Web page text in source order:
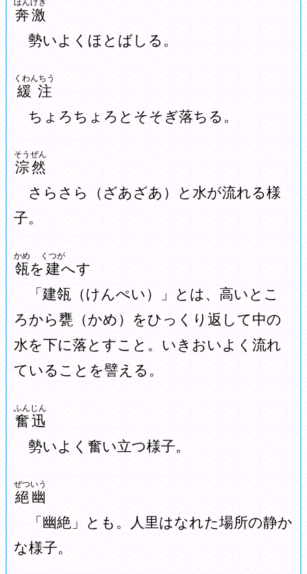
奔激
勢いよくほとばしる。
緩注
くわんちう
ちょろちょろとそそぎ落ちる。
淙然
そうぜん
さらさら（ざあざあ）と水が流れる様
子。
瓴
かめ
を 建
くつが
へす
「建瓴（けんぺい）」とは、高いとこ
ろから甕（かめ）をひっくり返して中の
水を下に落とすこと。いきおいよく流れ
ていることを譬える。
奮迅
ふんじん
勢いよく奮い立つ様子。
絕幽
ぜついう
「幽絶」とも。人里はなれた場所の静か
な様子。